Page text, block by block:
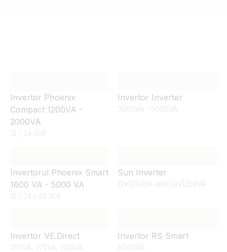
Invertor Phoenix
Compact 1200VA -
2000VA
12 / 24 Volt
Invertor Inverter
3000VA - 5000VA
Invertorul Phoenix Smart
1600 VA - 5000 VA
12 / 24 / 48 Volt
Sun Inverter
12V|250VA and 24V|250VA
Invertor VE.Direct
250VA, 375VA, 500VA,
Invertor RS Smart
6000VA